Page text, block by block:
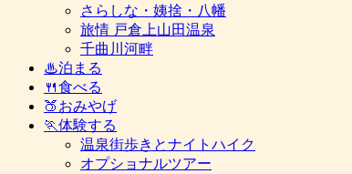
さらしな・姨捨・八幡
旅情 戸倉上山田温泉
千曲川河畔
♨泊まる
🍴食べる
🍑おみやげ
🏃体験する
温泉街歩きとナイトハイク
オプショナルツアー